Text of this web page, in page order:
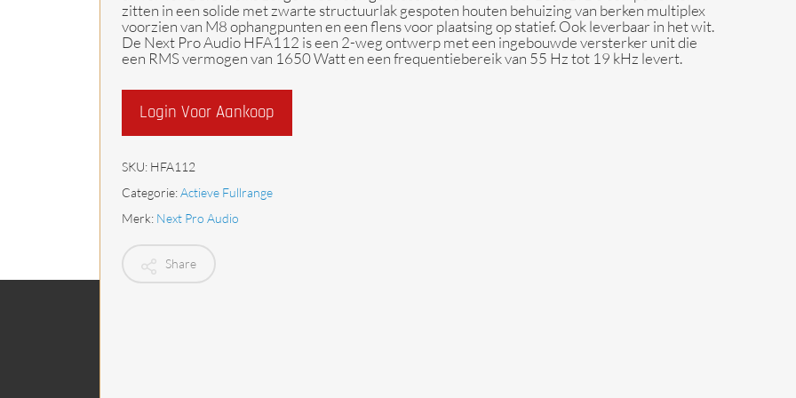
zitten in een solide met zwarte structuurlak gespoten houten behuizing van berken multiplex
voorzien van M8 ophangpunten en een flens voor plaatsing op statief. Ook leverbaar in het wit.
De Next Pro Audio HFA112 is een 2-weg ontwerp met een ingebouwde versterker unit die
een RMS vermogen van 1650 Watt en een frequentiebereik van 55 Hz tot 19 kHz levert.
Login Voor Aankoop
SKU: HFA112
Categorie:Actieve Fullrange
Merk: Next Pro Audio
Share